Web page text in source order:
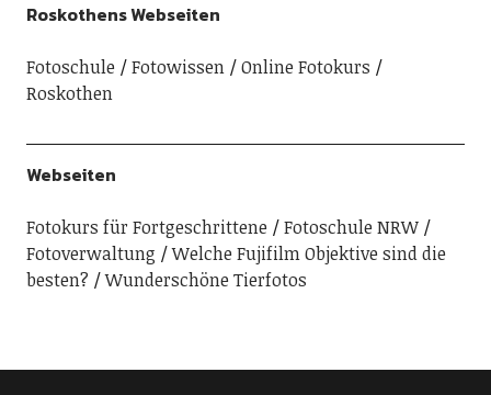
Roskothens Webseiten
Fotoschule Fotowissen
Online Fotokurs
Roskothen
Webseiten
Fotokurs für Fortgeschrittene
Fotoschule NRW
Fotoverwaltung
Welche Fujifilm Objektive sind die
besten?
Wunderschöne Tierfotos